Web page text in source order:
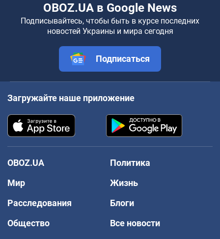
OBOZ.UA в Google News
Подписывайтесь, чтобы быть в курсе последних
новостей Украины и мира сегодня
Подписаться
Загружайте наше приложение
OBOZ.UA
Политика
Мир
Жизнь
Расследования
Блоги
Общество
Все новости